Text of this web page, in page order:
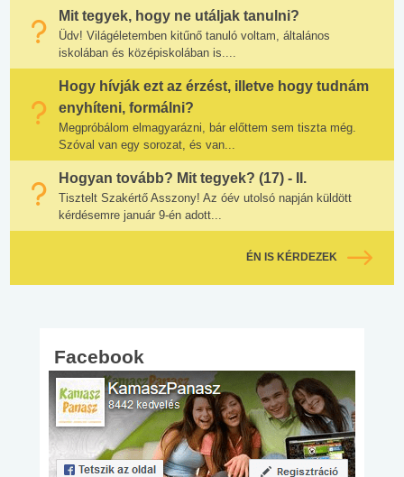
Mit tegyek, hogy ne utáljak tanulni?
Üdv! Világéletemben kitűnő tanuló voltam, általános
iskolában és középiskolában is....
Hogy hívják ezt az érzést, illetve hogy tudnám
enyhíteni, formálni?
Megpróbálom elmagyarázni, bár előttem sem tiszta még.
Szóval van egy sorozat, és van...
Hogyan tovább? Mit tegyek? (17) - II.
Tisztelt Szakértő Asszony! Az óév utolsó napján küldött
kérdésemre január 9-én adott...
ÉN IS KÉRDEZEK
Facebook